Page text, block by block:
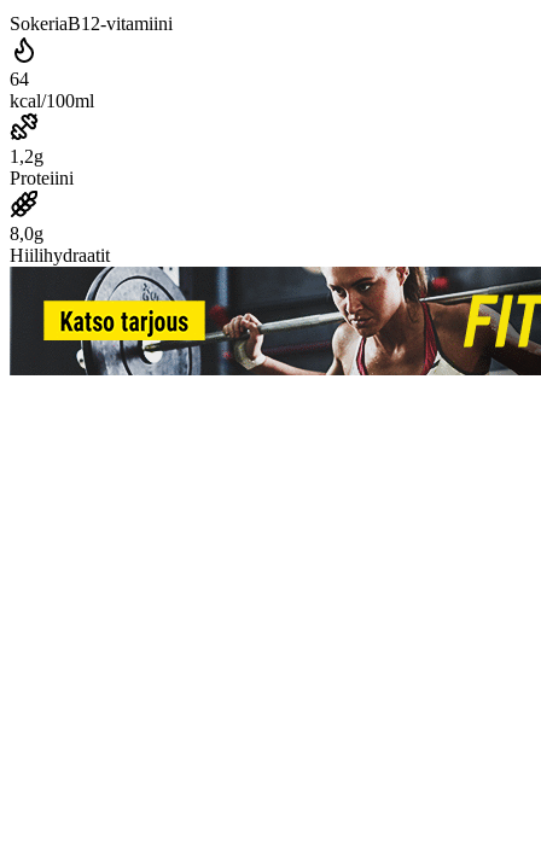
SokeriaB12-vitamiini
64
kcal/100ml
1,2g
Proteiini
8,0g
Hiilihydraatit